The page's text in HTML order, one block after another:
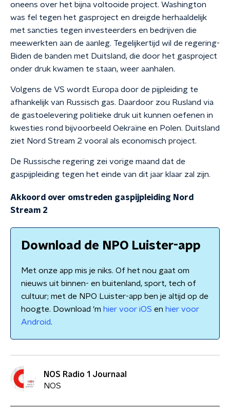
oneens over het bijna voltooide project. Washington
was fel tegen het gasproject en dreigde herhaaldelijk
met sancties tegen investeerders en bedrijven die
meewerkten aan de aanleg. Tegelijkertijd wil de regering-
Biden de banden met Duitsland, die door het gasproject
onder druk kwamen te staan, weer aanhalen.
Volgens de VS wordt Europa door de pijpleiding te
afhankelijk van Russisch gas. Daardoor zou Rusland via
de gastoelevering politieke druk uit kunnen oefenen in
kwesties rond bijvoorbeeld Oekraïne en Polen. Duitsland
ziet Nord Stream 2 vooral als economisch project.
De Russische regering zei vorige maand dat de
gaspijpleiding tegen het einde van dit jaar klaar zal zijn.
Akkoord over omstreden gaspijpleiding Nord
Stream 2
Download de NPO Luister-app
Met onze app mis je niks. Of het nou gaat om
nieuws uit binnen- en buitenland, sport, tech of
cultuur; met de NPO Luister-app ben je altijd op de
hoogte. Download 'm hier voor iOS en hier voor
Android.
NOS Radio 1 Journaal
NOS